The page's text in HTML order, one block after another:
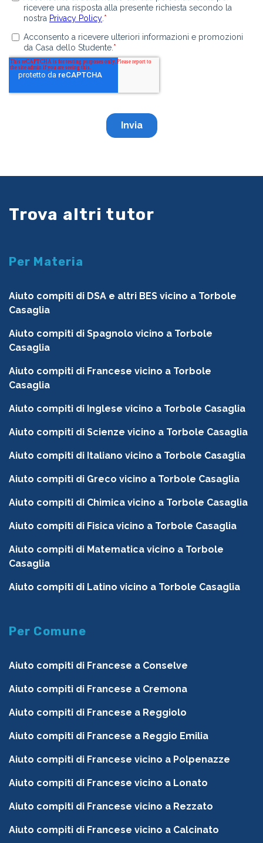
Trova altri tutor
Per Materia
Aiuto compiti di DSA e altri BES vicino a Torbole
Casaglia
Aiuto compiti di Spagnolo vicino a Torbole
Casaglia
Aiuto compiti di Francese vicino a Torbole
Casaglia
Aiuto compiti di Inglese vicino a Torbole Casaglia
Aiuto compiti di Scienze vicino a Torbole Casaglia
Aiuto compiti di Italiano vicino a Torbole Casaglia
Aiuto compiti di Greco vicino a Torbole Casaglia
Aiuto compiti di Chimica vicino a Torbole Casaglia
Aiuto compiti di Fisica vicino a Torbole Casaglia
Aiuto compiti di Matematica vicino a Torbole
Casaglia
Aiuto compiti di Latino vicino a Torbole Casaglia
Per Comune
Aiuto compiti di Francese a Conselve
Aiuto compiti di Francese a Cremona
Aiuto compiti di Francese a Reggiolo
Aiuto compiti di Francese a Reggio Emilia
Aiuto compiti di Francese vicino a Polpenazze
Aiuto compiti di Francese vicino a Lonato
Aiuto compiti di Francese vicino a Rezzato
Aiuto compiti di Francese vicino a Calcinato